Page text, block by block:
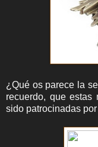
¿Qué os parece la
recuerdo, que
sido patrocinadas